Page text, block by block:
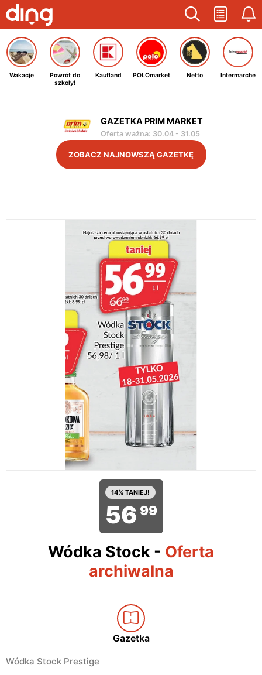
Wakacje
Powrót do
szkoły!
Kaufland POLOmarket Netto Intermarche
GAZETKA PRIM MARKET
Oferta ważna: 30.04- 31.05
ZOBACZ NAJNOWSZĄ GAZETKĘ
14% TANIEJ!
56 99
Wódka Stock - Oferta
archiwalna
Gazetka
Wódka Stock Prestige